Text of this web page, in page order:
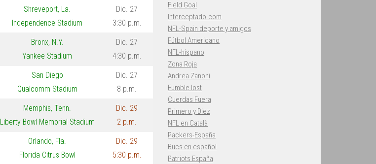
Shreveport, La.
Independence Stadium
Dic. 27
3:30 p.m.
Bronx, N.Y.
Yankee Stadium
Dic. 27
4:30 p.m.
San Diego
Qualcomm Stadium
Dic. 27
8 p.m.
Memphis, Tenn.
Liberty Bowl Memorial Stadium
Dic. 29
2 p.m.
Orlando, Fla.
Florida Citrus Bowl
Dic. 29
5:30 p.m.
Field Goal
Interceptado.com
NFL-Spain deporte y amigos
Fútbol Americano
NFL-hispano
Zona Roja
Andrea Zanoni
Fumble lost
Cuerdas Fuera
Primero y Diez
NFL en Català
Packers-España
Bucs en español
Patriots España